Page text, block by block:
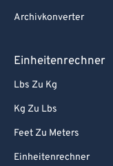
Archivkonverter
Einheitenrechner
Lbs Zu Kg
Kg Zu Lbs
Feet Zu Meters
Einheitenrechner